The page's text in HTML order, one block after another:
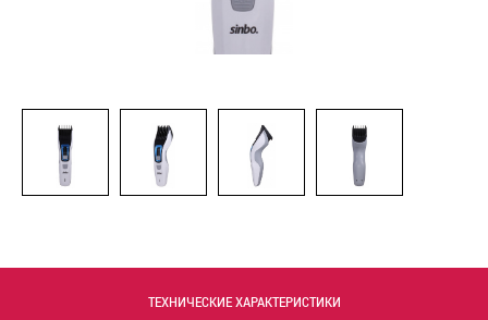
ТЕХНИЧЕСКИЕ ХАРАКТЕРИСТИКИ